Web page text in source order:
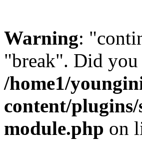
Warning:
"break". Did you
/home1/
content/plugins/
module.php on